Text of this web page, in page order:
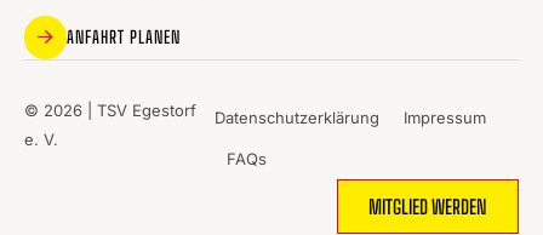
ANFAHRT PLANEN
© 2026 | TSV Egestorf
e. V.
Datenschutzerklärung Impressum
FAQs
MITGLIED WERDEN